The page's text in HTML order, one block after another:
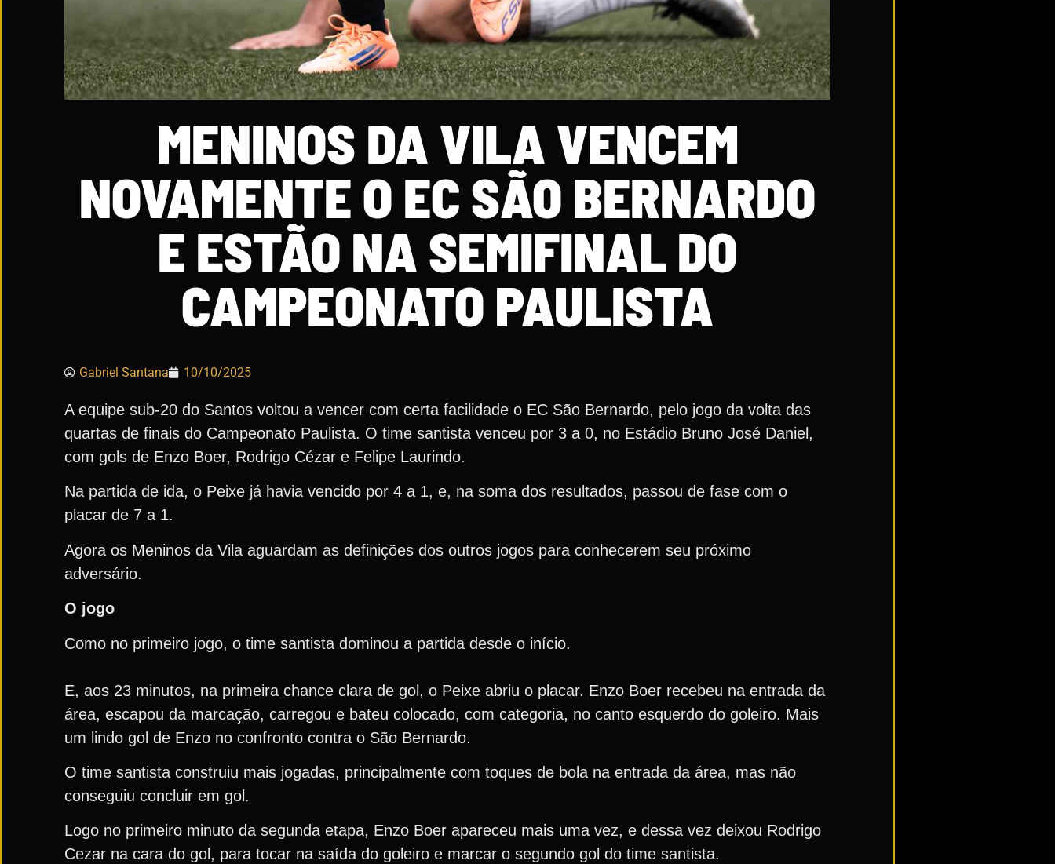
MENINOS DA VILA VENCEM
NOVAMENTE O EC SÃO BERNARDO
E ESTÃO NA SEMIFINAL DO
CAMPEONATO PAULISTA
Gabriel Santana 10/10/2025
A equipe sub-20 do Santos voltou a vencer com certa facilidade o EC São Bernardo, pelo jogo da volta das
quartas de finais do Campeonato Paulista. O time santista venceu por 3 a 0, no Estádio Bruno José Daniel,
com gols de Enzo Boer, Rodrigo Cézar e Felipe Laurindo.
Na partida de ida, o Peixe já havia vencido por 4 a 1, e, na soma dos resultados, passou de fase com o
placar de 7 a 1.
Agora os Meninos da Vila aguardam as definições dos outros jogos para conhecerem seu próximo
adversário.
O jogo
Como no primeiro jogo, o time santista dominou a partida desde o início.
E, aos 23 minutos, na primeira chance clara de gol, o Peixe abriu o placar. Enzo Boer recebeu na entrada da
área, escapou da marcação, carregou e bateu colocado, com categoria, no canto esquerdo do goleiro. Mais
um lindo gol de Enzo no confronto contra o São Bernardo.
O time santista construiu mais jogadas, principalmente com toques de bola na entrada da área, mas não
conseguiu concluir em gol.
Logo no primeiro minuto da segunda etapa, Enzo Boer apareceu mais uma vez, e dessa vez deixou Rodrigo
Cezar na cara do gol, para tocar na saída do goleiro e marcar o segundo gol do time santista.